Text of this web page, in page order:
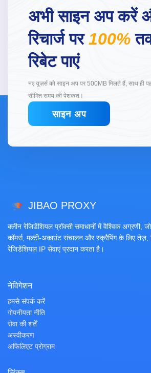
अभी साइन अप करें
रिचार्ज पर100%
रिबेट पाएं
नए यूज़र्स को साइन अप पर 500MB मिलते हैं, साथ ही
सीमित समय की पेशकश।
साइन अप
JIBAO PROXY
क्लीन रेजिडेंशियल प्रॉक्सी समाधानों में वैश्विक अग्रणी,
कॉमर्स, मल्टी-अकाउंट संचालन और स्क्रैपिंग के लिए तेज़,
रेजिडेंशियल IP सेवाएं प्रदान करता है।
नेविगेशन
हमसे संपर्क करें
गोपनीयता नीति
सेवा की शर्तें
अस्वीकरण
अफिलिएट प्रोग्राम